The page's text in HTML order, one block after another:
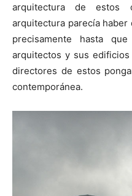
arquitectura de estos
arquitectura parecía
precisamente hasta
arquitectos y sus
directores de estos
contemporánea.